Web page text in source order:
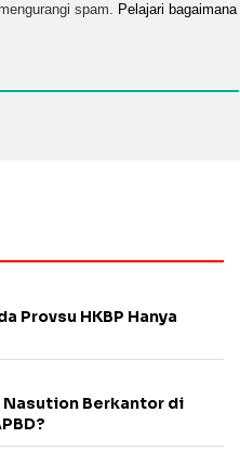
spam. Pelajari bagaimana
Provsu HKBP Hanya
Nasution Berkantor di